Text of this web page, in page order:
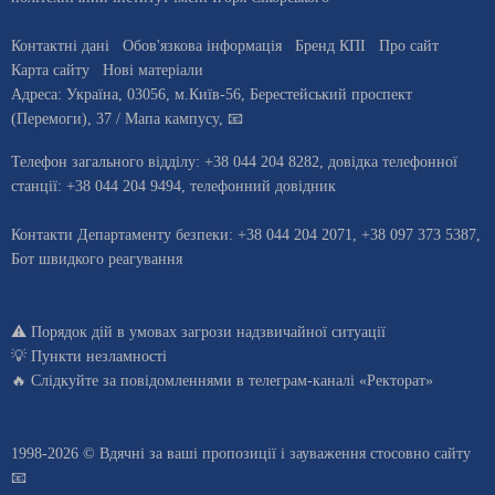
Контактні дані Обов'язкова інформація Бренд КПІ
Про сайт
Карта сайту
Нові матеріали
Адреса: Україна, 03056, м.Київ-56, Берестейський проспект
(Перемоги), 37 / Мапа кампусу, 📧
Телефон загального відділу: +38 044 204 8282, довiдка телефонної
станцiї: +38 044 204 9494, телефонний довідник
Контакти Департаменту безпеки: +38 044 204 2071, +38 097 373 5387,
Бот швидкого реагування
⚠️ Порядок дій в умовах загрози надзвичайної ситуації
💡 Пункти незламності
🔥 Слідкуйте за повідомленнями в телеграм-каналі «Ректорат»
1998-2026 © Вдячні за ваші пропозиції і зауваження стосовно сайту
📧